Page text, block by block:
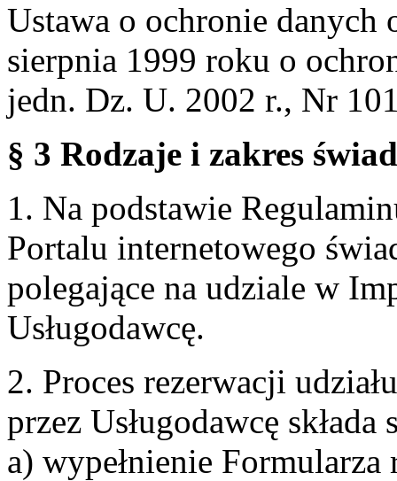
Ustawa o ochronie danych
sierpnia 1999 roku o
jedn. Dz. U. 2002 r., Nr
§ 3 Rodzaje i zakres
1. Na podstawie
Portalu internetowego
polegające na udziale w
Usługodawcę.
2. Proces rezerwacji
przez Usługodawcę
a) wypełnienie